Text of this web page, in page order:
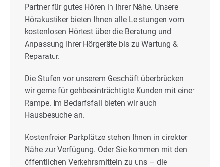
Partner für gutes Hören in Ihrer Nähe. Unsere
Hörakustiker bieten Ihnen alle Leistungen vom
kostenlosen Hörtest über die Beratung und
Anpassung Ihrer Hörgeräte bis zu Wartung &
Reparatur.
Die Stufen vor unserem Geschäft überbrücken
wir gerne für gehbeeinträchtigte Kunden mit einer
Rampe. Im Bedarfsfall bieten wir auch
Hausbesuche an.
Kostenfreier Parkplätze stehen Ihnen in direkter
Nähe zur Verfügung. Oder Sie kommen mit den
öffentlichen Verkehrsmitteln zu uns – die